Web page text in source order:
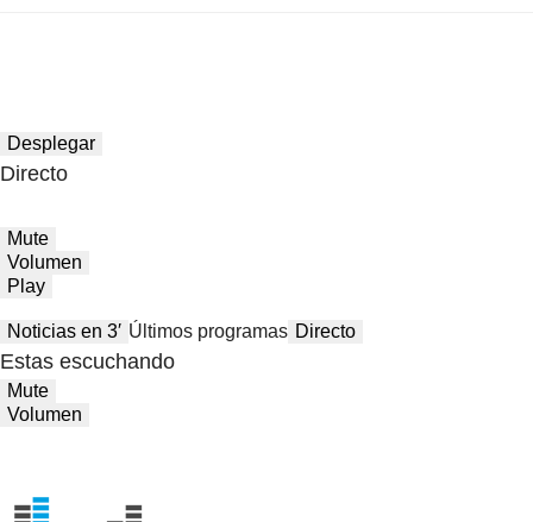
Desplegar
Directo
Mute
Volumen
Play
Noticias en 3′ Últimos programas Directo
Estas escuchando
Mute
Volumen